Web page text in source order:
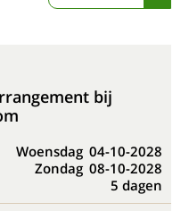
bij
Woensdag 04-10-2028
Zondag 08-10-2028
5 dagen